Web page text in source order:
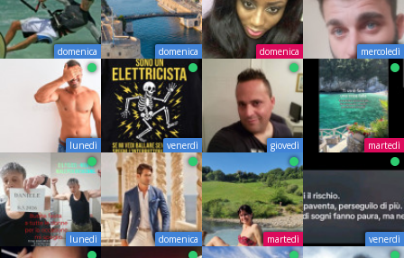
domenica domenica domenica mercoledì
lunedì venerdì giovedì martedì
lunedì domenica martedì venerdì